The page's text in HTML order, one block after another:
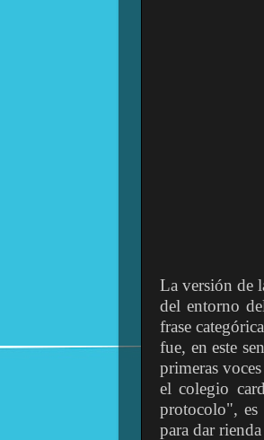
La versión de
del entorno
frase
fue, en este
primeras
el colegio
protocolo", es
para dar